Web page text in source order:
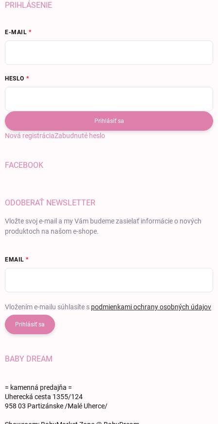
PRIHLÁSENIE
E-MAIL
HESLO
Prihlásiť sa
Nová registráciaZabudnuté heslo
FACEBOOK
ODOBERAŤ NEWSLETTER
Vložte svoj e-mail a my Vám budeme zasielať informácie o nových
produktoch na našom e-shope.
EMAIL
Vložením e-mailu súhlasíte s podmienkami ochrany osobných údajov
Prihlásiť sa
BABY DREAM
= kamenná predajňa =
Uherecká cesta 1355/124
958 03 Partizánske /Malé Uherce/